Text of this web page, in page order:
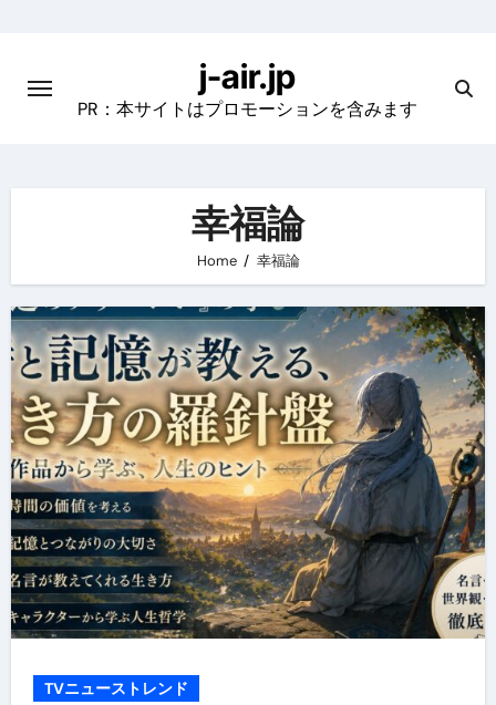
content
j-air.jp
PR：本サイトはプロモーションを含みます
幸福論
Home 幸福論
TVニューストレンド